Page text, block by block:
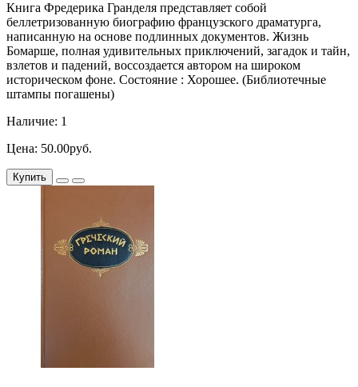
Книга Фредерика Гранделя представляет собой
беллетризованную биографию французского драматурга,
написанную на основе подлинных документов. Жизнь
Бомарше, полная удивительных приключений, загадок и тайн,
взлетов и падений, воссоздается автором на широком
историческом фоне. Состояние : Хорошее. (Библиотечные
штампы погашены)
Наличие: 1
Цена: 50.00руб.
Купить